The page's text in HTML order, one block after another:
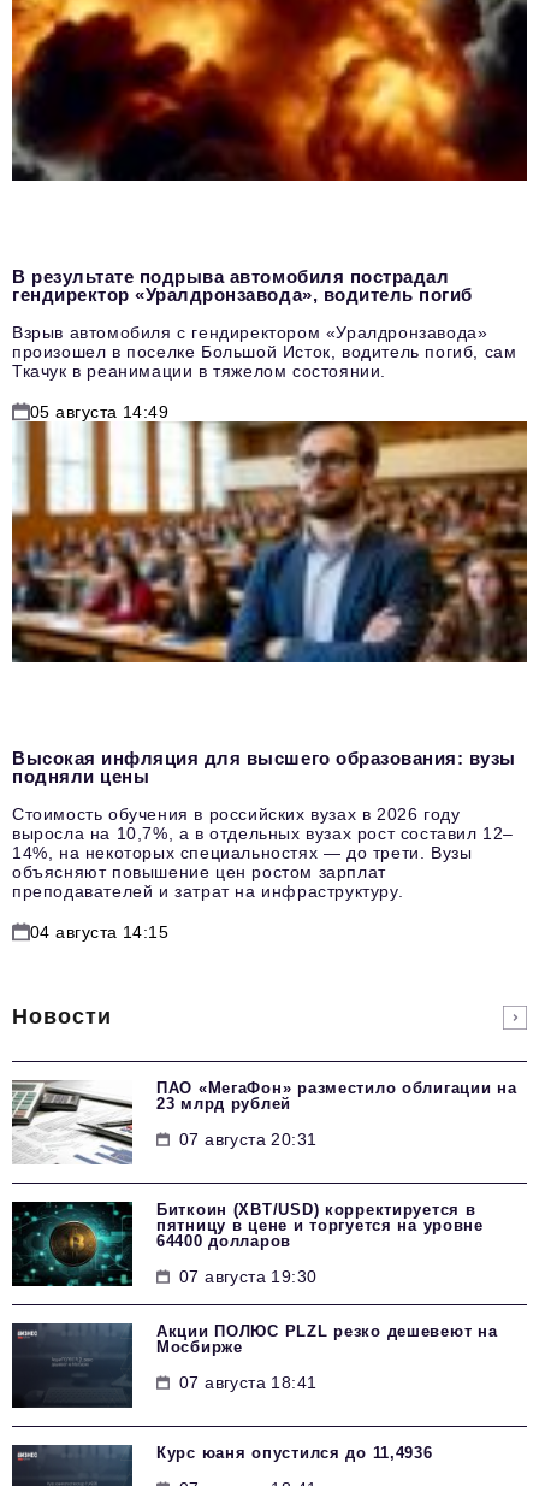
В результате подрыва автомобиля пострадал
гендиректор «Уралдронзавода», водитель погиб
Взрыв автомобиля с гендиректором «Уралдронзавода»
произошел в поселке Большой Исток, водитель погиб, сам
Ткачук в реанимации в тяжелом состоянии.
05 августа 14:49
Высокая инфляция для высшего образования: вузы
подняли цены
Стоимость обучения в российских вузах в 2026 году
выросла на 10,7%, а в отдельных вузах рост составил 12–
14%, на некоторых специальностях — до трети. Вузы
объясняют повышение цен ростом зарплат
преподавателей и затрат на инфраструктуру.
04 августа 14:15
Новости
ПАО «МегаФон» разместило облигации на
23 млрд рублей
07 августа 20:31
Биткоин (XBT/USD) корректируется в
пятницу в цене и торгуется на уровне
64400 долларов
07 августа 19:30
Акции ПОЛЮС PLZL резко дешевеют на
Мосбирже
07 августа 18:41
Курс юаня опустился до 11,4936